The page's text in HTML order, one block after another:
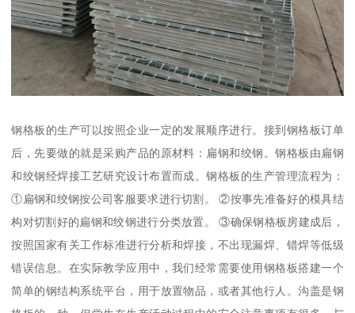
钢格板的生产可以按照企业一定的发展顺序进行。接到钢格板订单
后，先要做的就是采购产品的原材料：扁钢和绞钢。钢格板由扁钢
和绞钢经焊接工艺研究设计布置而成。钢格板的生产管理流程为：
①扁钢和绞钢按公司客服要求进行切割。 ②按事先准备好的模具结
构对切割好的扁钢和绞钢进行分类放置。 ③确保钢格板房建成后，
按照国家有关工作标准进行分析和焊接，不出现漏焊、错焊等低级
错误信息。在实际教学应用中，我们经常需要使用钢格板搭建一个
简单的钢结构系统平台，用于放置物品，或者其他行人。沟盖是钢